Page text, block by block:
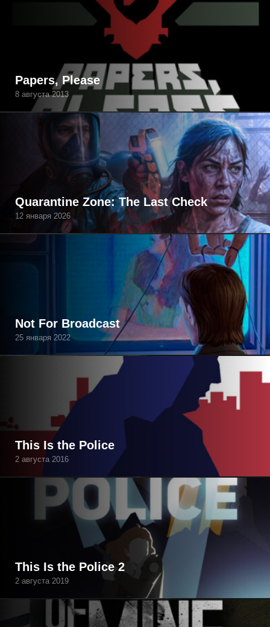
Papers, Please
8 августа 2013
Quarantine Zone: The Last Check
12 января 2026
Not For Broadcast
25 января 2022
This Is the Police
2 августа 2016
This Is the Police 2
2 августа 2019